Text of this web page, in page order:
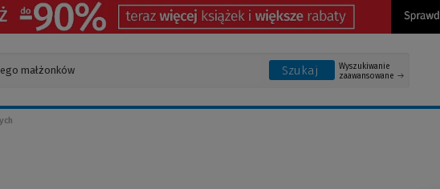
Szukaj
Wyszukiwanie
zaawansowane